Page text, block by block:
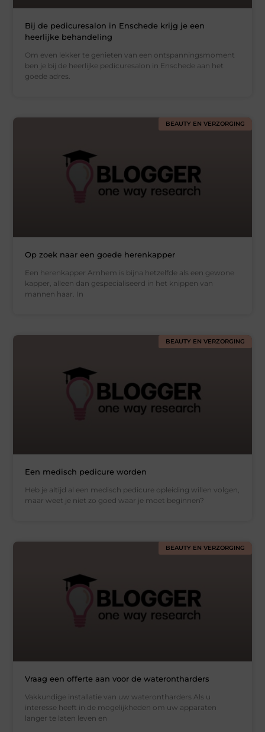
Bij de pedicuresalon in Enschede krijg je een
heerlijke behandeling
Om even lekker te genieten van een ontspanningsmoment
ben je bij de heerlijke pedicuresalon in Enschede aan het
goede adres.
BEAUTY EN VERZORGING
Op zoek naar een goede herenkapper
Een herenkapper Arnhem is bijna hetzelfde als een gewone
kapper, alleen dan gespecialiseerd in het knippen van
mannen haar. In
BEAUTY EN VERZORGING
Een medisch pedicure worden
Heb je altijd al een medisch pedicure opleiding willen volgen,
maar weet je niet zo goed waar je moet beginnen?
BEAUTY EN VERZORGING
Vraag een offerte aan voor de waterontharders
Vakkundige installatie van uw waterontharders Als u
interesse heeft in de mogelijkheden om uw apparaten
langer te laten leven en